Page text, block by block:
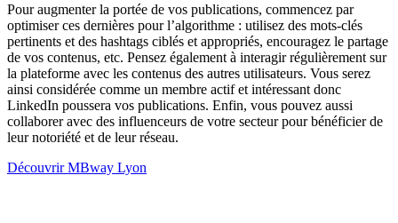
Pour augmenter la portée de vos publications, commencez par
optimiser ces dernières pour l’algorithme : utilisez des mots-clés
pertinents et des hashtags ciblés et appropriés, encouragez le partage
de vos contenus, etc. Pensez également à interagir régulièrement sur
la plateforme avec les contenus des autres utilisateurs. Vous serez
ainsi considérée comme un membre actif et intéressant donc
LinkedIn poussera vos publications. Enfin, vous pouvez aussi
collaborer avec des influenceurs de votre secteur pour bénéficier de
leur notoriété et de leur réseau.
Découvrir MBway Lyon